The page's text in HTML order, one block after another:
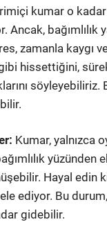
kumar o
zamanla kaygı
hissettiğini,
Kumar, yalnızca
Hayal edin
ediyor. Bu
gidebilir.